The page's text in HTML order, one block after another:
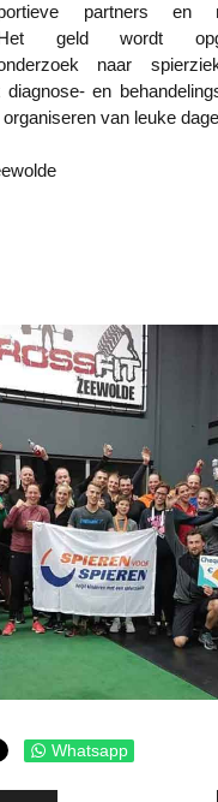
partners en
Het geld wordt
naar
en
van leuke
Whatsapp